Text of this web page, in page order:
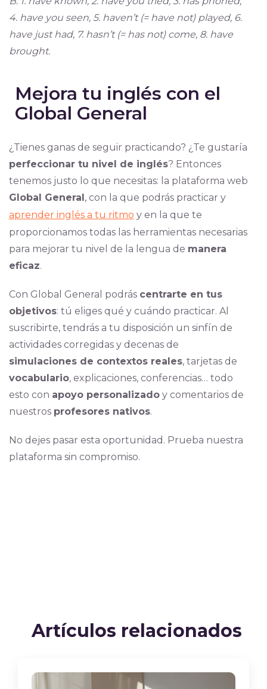
4. have you seen, 5. haven’t (= have not) played, 6.
have just had, 7. hasn’t (= has not) come, 8. have
brought.
Mejora tu inglés con el
Global General
¿Tienes ganas de seguir practicando? ¿Te gustaría
perfeccionar tu nivel de inglés? Entonces
tenemos justo lo que necesitas: la plataforma web
Global General, con la que podrás practicar y
aprender inglés a tu ritmo y en la que te
proporcionamos todas las herramientas necesarias
para mejorar tu nivel de la lengua de manera
eficaz.
Con Global General podrás centrarte en tus
objetivos: tú eliges qué y cuándo practicar. Al
suscribirte, tendrás a tu disposición un sinfín de
actividades corregidas y decenas de
simulaciones de contextos reales, tarjetas de
vocabulario, explicaciones, conferencias… todo
esto con apoyo personalizadoy comentarios de
nuestros profesores nativos.
No dejes pasar esta oportunidad. Prueba nuestra
plataforma sin compromiso.
Artículos relacionados